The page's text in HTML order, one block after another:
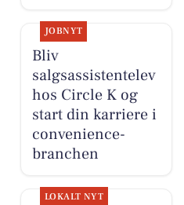
JOBNYT
Bliv
salgsassistentelev
hos Circle K og
start din karriere i
convenience-
branchen
LOKALT NYT